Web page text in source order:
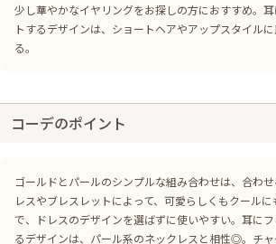
少し華やかなイヤリングをお探しの方におすすめ。耳
トするデザインは、ショートヘアやアップスタイルに
る。
コーデのポイント
ゴールドとパールのシンプルな組み合わせは、合わ
レスやブレスレットによって、可愛らしくもクールに
で、ドレスのデザインを選ばずに使いやすい。耳に
るデザインは、パール系のネックレスと相性◎。チ